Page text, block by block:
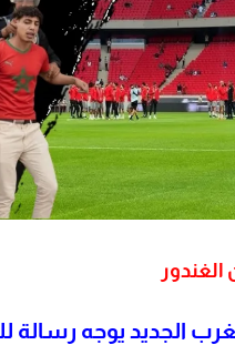
الغندور
الجديد يوجه رسالة